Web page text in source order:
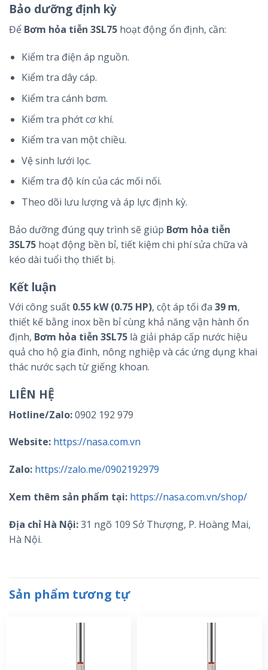
Bảo dưỡng định kỳ
Để Bơm hỏa tiễn 3SL75 hoạt động ổn định, cần:
Kiểm tra điện áp nguồn.
Kiểm tra dây cáp.
Kiểm tra cánh bơm.
Kiểm tra phớt cơ khí.
Kiểm tra van một chiều.
Vệ sinh lưới lọc.
Kiểm tra độ kín của các mối nối.
Theo dõi lưu lượng và áp lực định kỳ.
Bảo dưỡng đúng quy trình sẽ giúp Bơm hỏa tiễn
3SL75 hoạt động bền bỉ, tiết kiệm chi phí sửa chữa và
kéo dài tuổi thọ thiết bị.
Kết luận
Với công suất 0.55 kW (0.75 HP), cột áp tối đa 39 m,
thiết kế bằng inox bền bỉ cùng khả năng vận hành ổn
định, Bơm hỏa tiễn 3SL75 là giải pháp cấp nước hiệu
quả cho hộ gia đình, nông nghiệp và các ứng dụng khai
thác nước sạch từ giếng khoan.
LIÊN HỆ
Hotline/Zalo:0902 192 979
Website: https://nasa.com.vn
Zalo: https://zalo.me/0902192979
Xem thêm sản phẩm tại: https://nasa.com.vn/shop/
Địa chỉ Hà Nội:31 ngõ 109 Sở Thượng, P. Hoàng Mai,
Hà Nội.
Sản phẩm tương tự